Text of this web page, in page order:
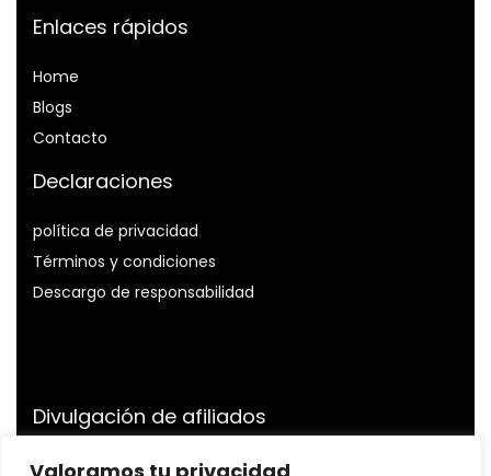
Enlaces rápidos
Home
Blogs
Contacto
Declaraciones
política de privacidad
Términos y condiciones
Descargo de responsabilidad
Divulgación de afiliados
Divulgación:Somos participantes del Programa de